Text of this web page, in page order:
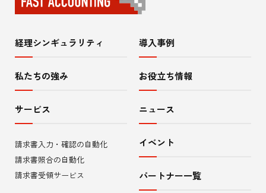
サ
イ
内
メ
ニ
経理シンギュラリティ
私たちの強み
サービス
請求書入力・確認の自動化
請求書照合の自動化
請求書受領サービス
導入事例
お役立ち情報
ニュース
イベント
パートナー一覧